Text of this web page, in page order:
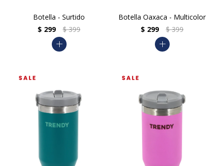
Botella - Surtido
$ 299 $ 399
add
Botella Oaxaca - Multicolor
$ 299 $ 399
add